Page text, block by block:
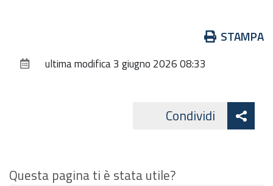
documento
STAMPA
ultima modifica3 giugno 2026 08:33
Condividi
Questa pagina ti è stata utile?